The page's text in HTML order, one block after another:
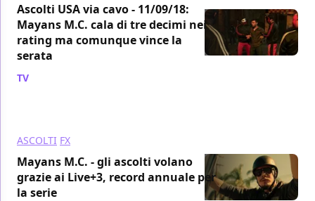
Ascolti USA via cavo - 11/09/18:
Mayans M.C. cala di tre decimi nei
rating ma comunque vince la
serata
TV
ASCOLTI FX
Mayans M.C. - gli ascolti volano
grazie ai Live+3, record annuale per
la serie